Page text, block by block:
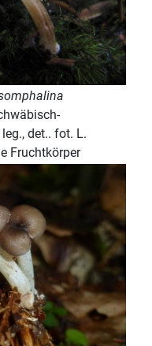
det.. fot. L.
Fruchtkörper